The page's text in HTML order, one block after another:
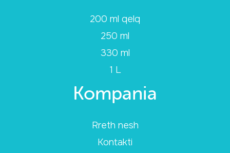
200 ml qelq
250 ml
330 ml
1 L
Kompania
Rreth nesh
Kontakti